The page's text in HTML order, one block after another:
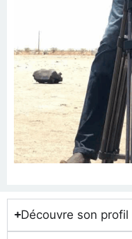
Découvre son profil